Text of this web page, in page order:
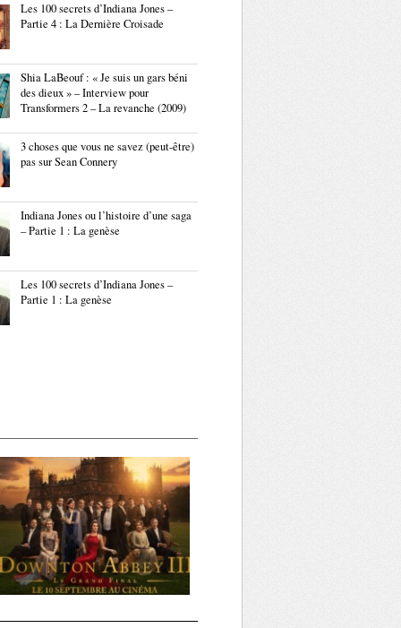
Les 100 secrets d’Indiana Jones –
Partie 4 : La Dernière Croisade
Shia LaBeouf : « Je suis un gars béni
des dieux » – Interview pour
Transformers 2 – La revanche (2009)
3 choses que vous ne savez (peut-être)
pas sur Sean Connery
Indiana Jones ou l’histoire d’une saga
– Partie 1 : La genèse
Les 100 secrets d’Indiana Jones –
Partie 1 : La genèse